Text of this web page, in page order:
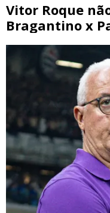
Vitor Roque
Bragantino x